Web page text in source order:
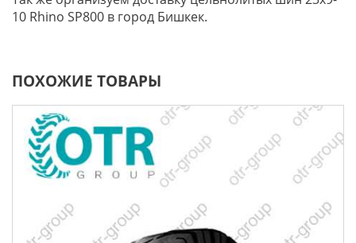
10 Rhino SP800 в город Бишкек.
ПОХОЖИЕ ТОВАРЫ